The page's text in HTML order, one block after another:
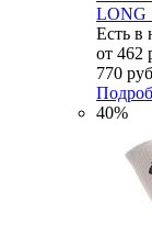
LONG
Есть в
от 462
770
40%